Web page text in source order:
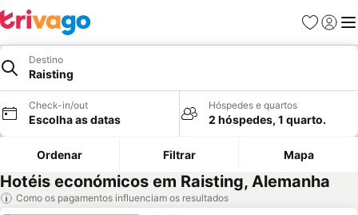
Favoritos
Iniciar
Destino
Raisting
Check-in/out
Escolha as datas
Hóspedes e quartos
2 hóspedes, 1 quarto.
Ordenar Filtrar Mapa
Hotéis económicos em Raisting, Alemanha
Como os pagamentos influenciam os resultados